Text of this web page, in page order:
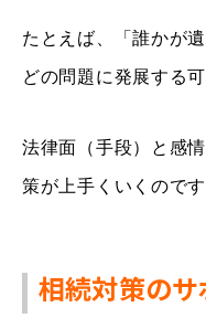
たとえば、「誰かが
どの問題に発展する
法律面（手段）と感
策が上手くいくのです
相続対策のサ